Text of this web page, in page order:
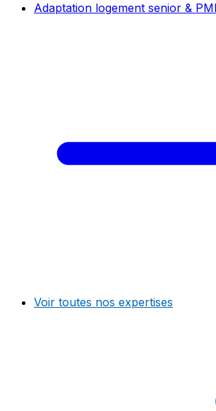
Adaptation logement senior &
Voir toutes nos expertises